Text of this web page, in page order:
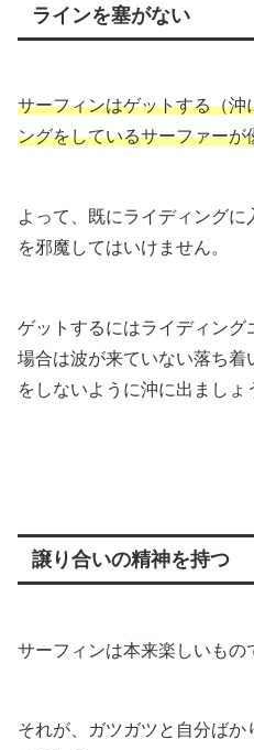
ラインを塞がない
サーフィンはゲットする（
ングをしているサーファーが
よって、既にライディング
を邪魔してはいけません。
ゲットするにはライディン
場合は波が来ていない落ち
をしないように沖に出ましょ
譲り合いの精神を持つ
サーフィンは本来楽しいもの
それが、ガツガツと自分ば